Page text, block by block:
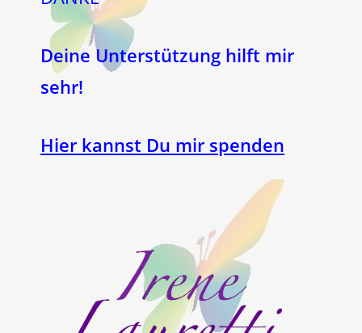
Deine Unterstützung hilft mir
sehr!
Hier kannst Du mir spenden